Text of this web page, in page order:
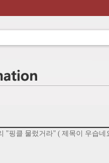
"핑클 물렀거라" ( 제목이 우습네